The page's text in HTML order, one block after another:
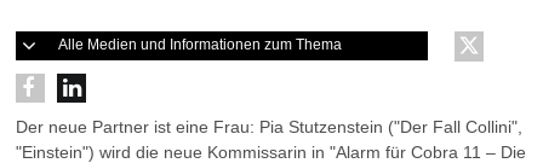
Alle Medien und Informationen zum Thema
Der neue Partner ist eine Frau: Pia Stutzenstein ("Der Fall Collini",
"Einstein") wird die neue Kommissarin in "Alarm für Cobra 11 – Die